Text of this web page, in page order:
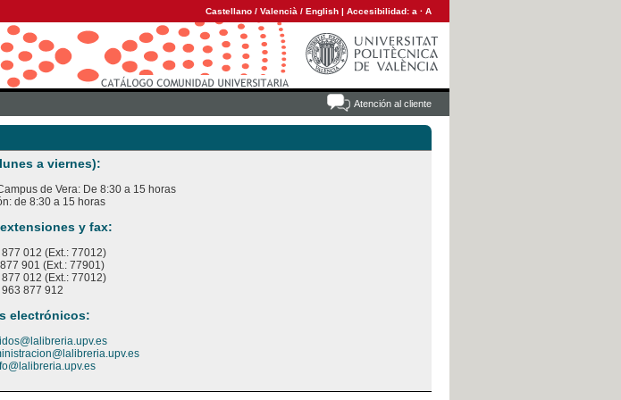
Castellano / Valencià / English | Accesibilidad: a · A
Atención al cliente
a viernes):
de Vera: De 8:30 a 15 horas
de 8:30 a 15 horas
y fax:
012 (Ext.: 77012)
901 (Ext.: 77901)
012 (Ext.: 77012)
963 877 912
electrónicos: